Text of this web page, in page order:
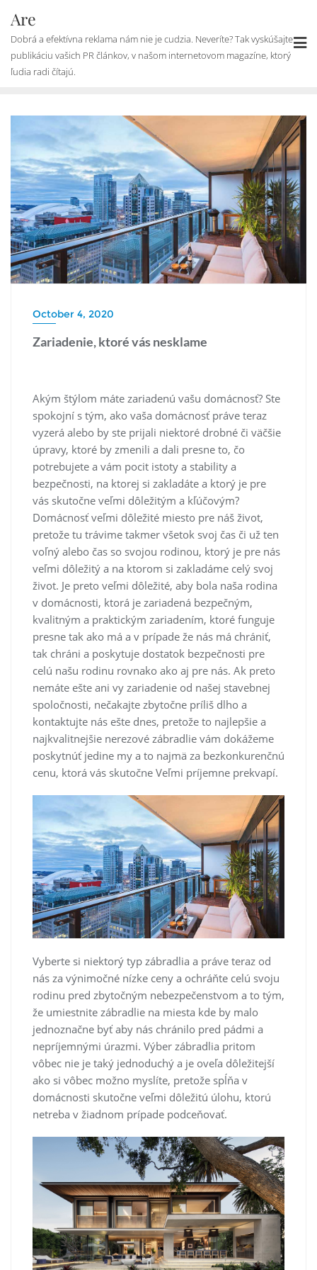
content
Are
Dobrá a efektívna reklama nám nie je cudzia. Neveríte? Tak vyskúšajte
publikáciu vašich PR článkov, v našom internetovom magazíne, ktorý
ľudia radi čítajú.
October 4, 2020
Zariadenie, ktoré vás nesklame
Akým štýlom máte zariadenú vašu domácnosť? Ste
spokojní s tým, ako vaša domácnosť práve teraz
vyzerá alebo by ste prijali niektoré drobné či väčšie
úpravy, ktoré by zmenili a dali presne to, čo
potrebujete a vám pocit istoty a stability a
bezpečnosti, na ktorej si zakladáte a ktorý je pre
vás skutočne veľmi dôležitým a kľúčovým?
Domácnosť veľmi dôležité miesto pre náš život,
pretože tu trávime takmer všetok svoj čas či už ten
voľný alebo čas so svojou rodinou, ktorý je pre nás
veľmi dôležitý a na ktorom si zakladáme celý svoj
život. Je preto veľmi dôležité, aby bola naša rodina
v domácnosti, ktorá je zariadená bezpečným,
kvalitným a praktickým zariadením, ktoré funguje
presne tak ako má a v prípade že nás má chrániť,
tak chráni a poskytuje dostatok bezpečnosti pre
celú našu rodinu rovnako ako aj pre nás. Ak preto
nemáte ešte ani vy zariadenie od našej stavebnej
spoločnosti, nečakajte zbytočne príliš dlho a
kontaktujte nás ešte dnes, pretože to najlepšie a
najkvalitnejšie nerezové zábradlie vám dokážeme
poskytnúť jedine my a to najmä za bezkonkurenčnú
cenu, ktorá vás skutočne Veľmi príjemne prekvapí.
Vyberte si niektorý typ zábradlia a práve teraz od
nás za výnimočné nízke ceny a ochráňte celú svoju
rodinu pred zbytočným nebezpečenstvom a to tým,
že umiestnite zábradlie na miesta kde by malo
jednoznačne byť aby nás chránilo pred pádmi a
nepríjemnými úrazmi. Výber zábradlia pritom
vôbec nie je taký jednoduchý a je oveľa dôležitejší
ako si vôbec možno myslíte, pretože spĺňa v
domácnosti skutočne veľmi dôležitú úlohu, ktorú
netreba v žiadnom prípade podceňovať.